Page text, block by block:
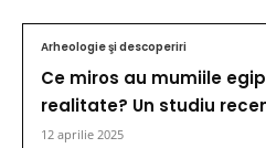
Arheologie şi descoperiri
Ce miros au mumiile
realitate? Un studiu
12 aprilie 2025